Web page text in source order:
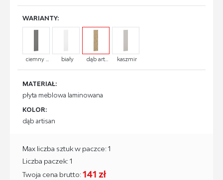
WARIANTY:
ciemny ... biały dąb art... kaszmir
MATERIAŁ:
płyta meblowa laminowana
KOLOR:
dąb artisan
Twoja cena brutto:141 zł
Max liczba sztuk w paczce: 1
Liczba paczek: 1